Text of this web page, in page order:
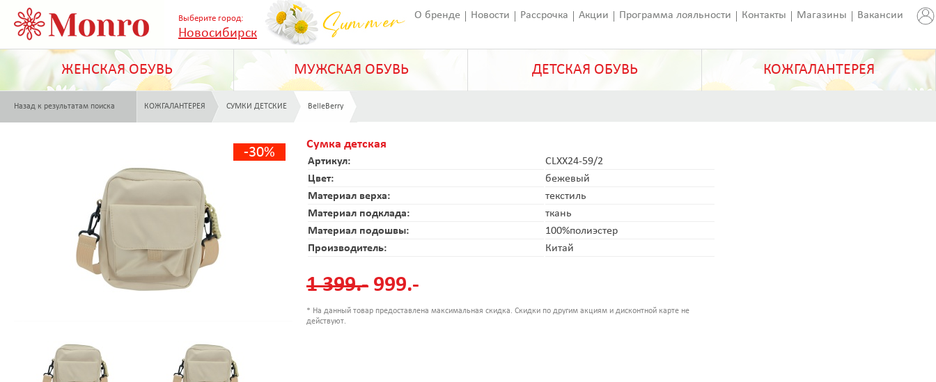
Выберите город:
Новосибирск
О бренде Новости Рассрочка Акции Программа лояльности Контакты Магазины Вакансии
ЖЕНСКАЯ ОБУВЬ МУЖСКАЯ ОБУВЬ ДЕТСКАЯ ОБУВЬ КОЖГАЛАНТЕРЕЯ
Назад к результатам поиска КОЖГАЛАНТЕРЕЯ СУМКИ ДЕТСКИЕ BelleBerry
-30%
Сумка детская
Артикул:
CLXX24-59/2
Цвет:
бежевый
Материал верха:
текстиль
Материал подклада:
ткань
Материал подошвы:
100%полиэстер
Производитель:
Китай
1 399.- 999.-
* На данный товар предоставлена максимальная скидка. Скидки по другим акциям и дисконтной карте не
действуют.